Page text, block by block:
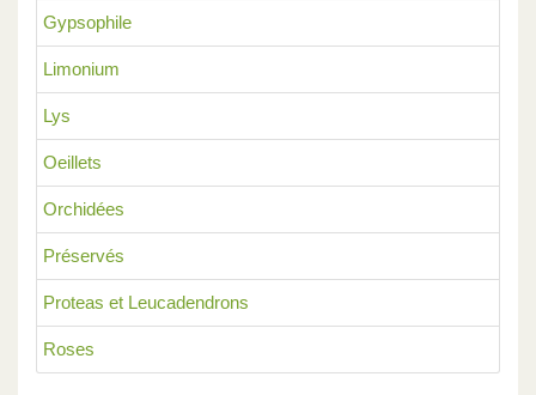
Gypsophile
Limonium
Lys
Oeillets
Orchidées
Préservés
Proteas et Leucadendrons
Roses